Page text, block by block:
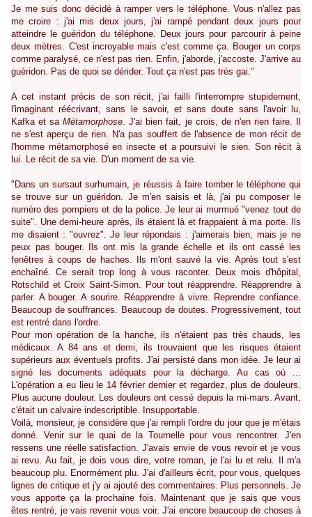
Je me suis donc décidé à ramper vers le téléphone. Vous n'allez pas
me croire : j'ai mis deux jours, j'ai rampé pendant deux jours pour
atteindre le guéridon du téléphone. Deux jours pour parcourir à peine
deux mètres. C'est incroyable mais c'est comme ça. Bouger un corps
comme paralysé, ce n'est pas rien. Enfin, j'aborde, j'accoste. J'arrive au
guéridon. Pas de quoi se dérider. Tout ça n'est pas très gai."
A cet instant précis de son récit, j'ai failli l'interrompre stupidement,
l'imaginant réécrivant, sans le savoir, et sans doute sans l'avoir lu,
Kafka et sa Métamorphose. J'ai bien fait, je crois, de n'en rien faire. Il
ne s'est aperçu de rien. N'a pas souffert de l'absence de mon récit de
l'homme métamorphosé en insecte et a poursuivi le sien. Son récit à
lui. Le récit de sa vie. D'un moment de sa vie.
"Dans un sursaut surhumain, je réussis à faire tomber le téléphone qui
se trouve sur un guéridon. Je m'en saisis et là, j'ai pu composer le
numéro des pompiers et de la police. Je leur ai murmué "venez tout de
suite". Une demi-heure après, ils étaient là et frappaient à ma porte. Ils
me disaient : "ouvrez". Je leur répondais : j'aimerais bien, mais je ne
peux pas bouger. Ils ont mis la grande échelle et ils ont cassé les
fenêtres à coups de haches. Ils m'ont sauvé la vie. Après tout s'est
enchaîné. Ce serait trop long à vous raconter. Deux mois d'hôpital,
Rotschild et Croix Saint-Simon. Pour tout réapprendre. Réapprendre à
parler. A bouger. A sourire. Réapprendre à vivre. Reprendre confiance.
Beaucoup de souffrances. Beaucoup de doutes. Progressivement, tout
est rentré dans l'ordre.
Pour mon opération de la hanche, ils n'étaient pas très chauds, les
médicaux. A 84 ans et demi, ils trouvaient que les risques étaient
supérieurs aux éventuels profits. J'ai persisté dans mon idée. Je leur ai
signé les documents adéquats pour la décharge. Au cas où ...
L'opération a eu lieu le 14 février dernier et regardez, plus de douleurs.
Plus aucune douleur. Les douleurs ont cessé depuis la mi-mars. Avant,
c'était un calvaire indescriptible. Insupportable.
Voilà, monsieur, je considère que j'ai rempli l'ordre du jour que je m'étais
donné. Venir sur le quai de la Tournelle pour vous rencontrer. J'en
ressens une réelle satisfaction. J'avais envie de vous revoir et je vous
ai revu. Au fait, je dois vous dire, votre roman, je l'ai lu et relu. Il m'a
beaucoup plu. Enormément plu. J'ai d'ailleurs écrit, pour vous, quelques
lignes de critique et j'y ai ajouté des commentaires. Plus personnels. Je
vous apporte ça la prochaine fois. Maintenant que je sais que vous
êtes rentré, je vais revenir vous voir. J'ai encore beaucoup de choses à